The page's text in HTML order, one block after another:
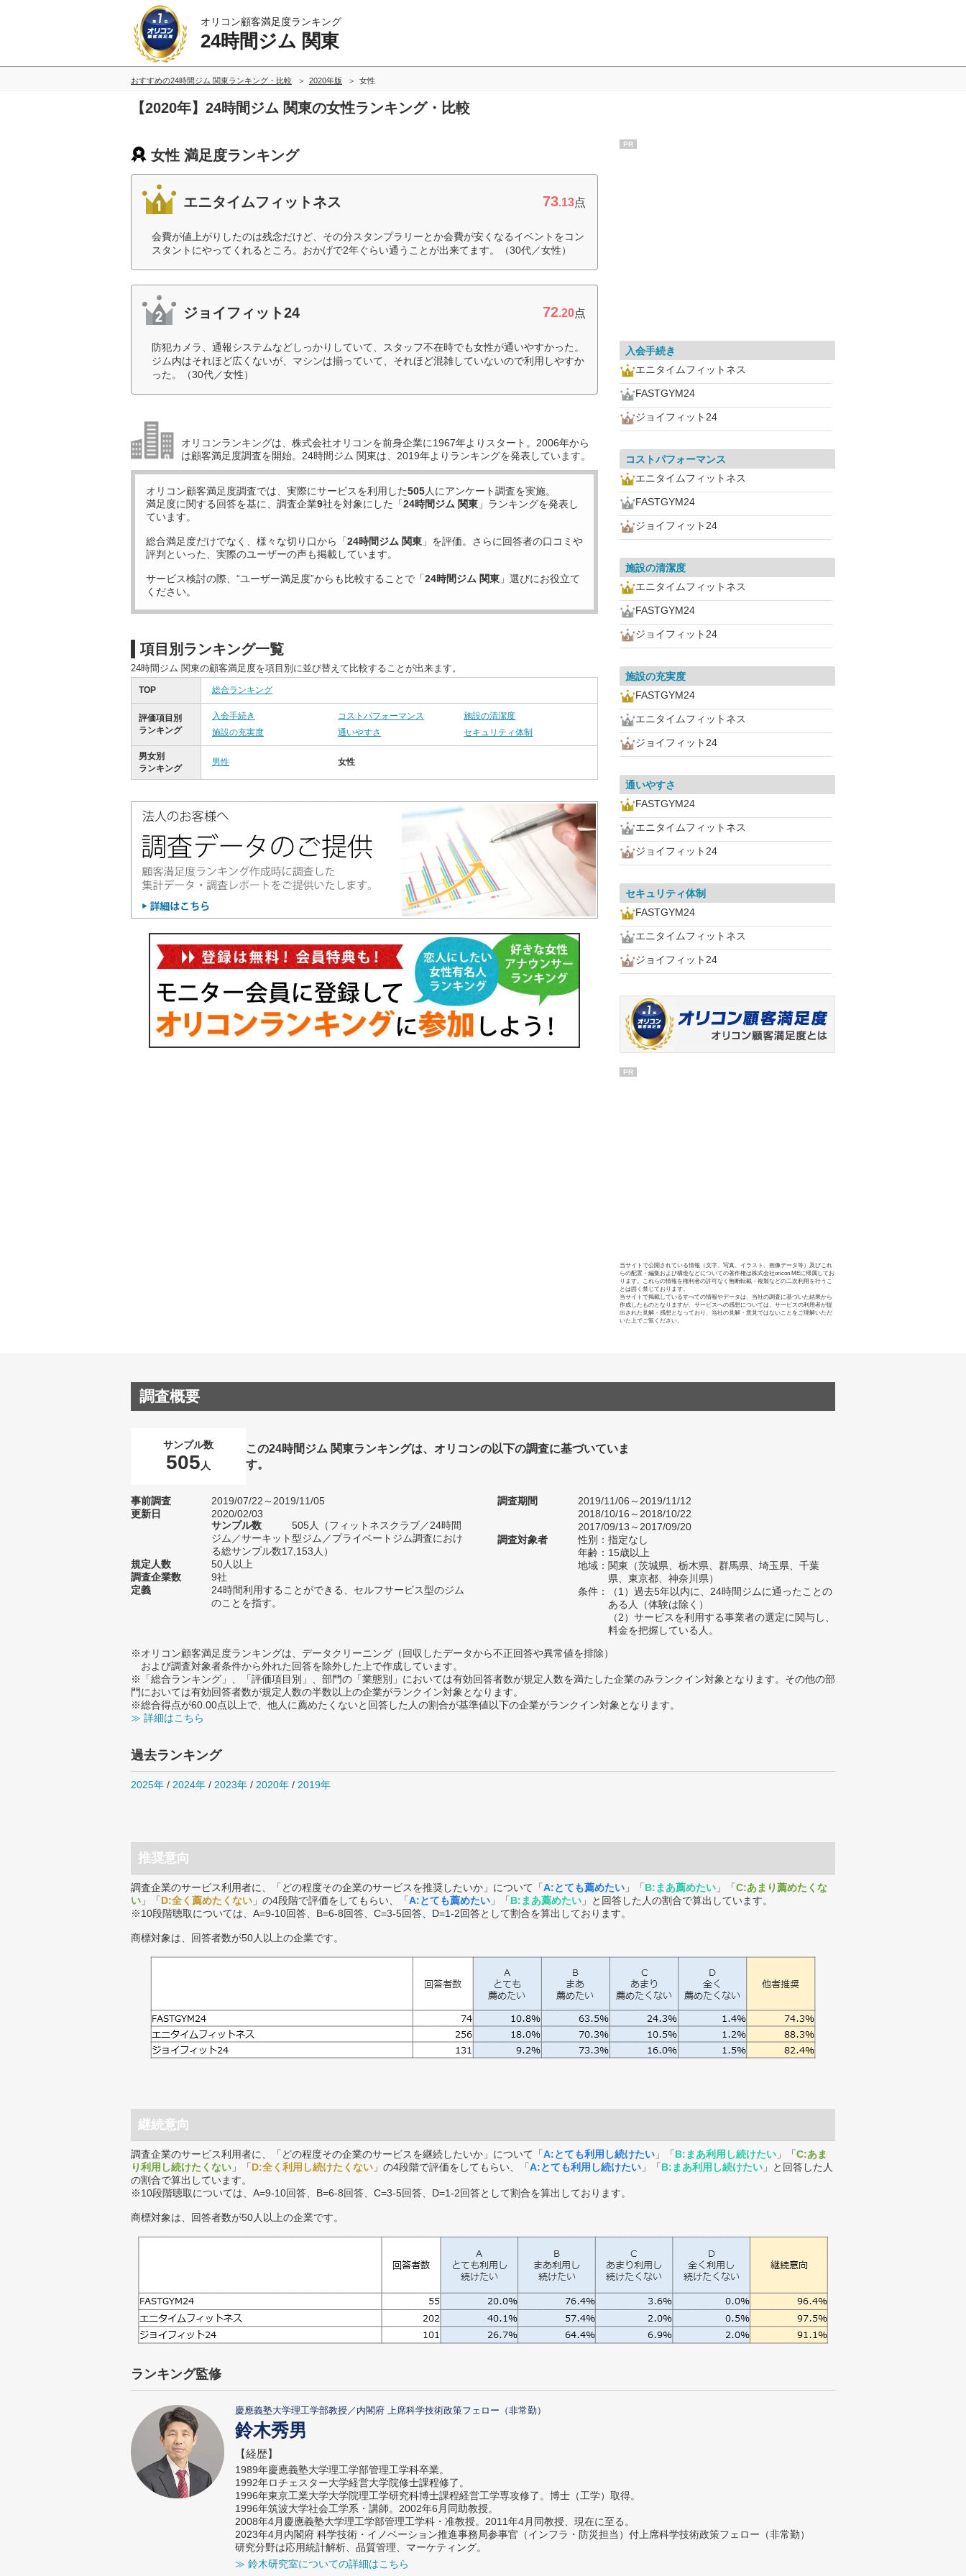
オリコン顧客満足度ランキング
24時間ジム 関東
おすすめの24時間ジム 関東ランキング・比較 2020年版 女性
【2020年】24時間ジム 関東の女性ランキング・比較
女性 満足度ランキング
エニタイムフィットネス 73.13点
会費が値上がりしたのは残念だけど、その分スタンプラリーとか会費が安くなるイベントをコン
スタントにやってくれるところ。おかげで2年ぐらい通うことが出来てます。（30代／女性）
ジョイフィット24 72.20点
防犯カメラ、通報システムなどしっかりしていて、スタッフ不在時でも女性が通いやすかった。
ジム内はそれほど広くないが、マシンは揃っていて、それほど混雑していないので利用しやすか
った。（30代／女性）
オリコンランキングは、株式会社オリコンを前身企業に1967年よりスタート。2006年から
は顧客満足度調査を開始。24時間ジム 関東は、2019年よりランキングを発表しています。
オリコン顧客満足度調査では、実際にサービスを利用した505人にアンケート調査を実施。
満足度に関する回答を基に、調査企業9社を対象にした「24時間ジム 関東 」ランキングを発表し
ています。
総合満足度だけでなく、様々な切り口から「24時間ジム 関東 」を評価。さらに回答者の口コミや
評判といった、実際のユーザーの声も掲載しています。
サービス検討の際、“ユーザー満足度”からも比較することで「24時間ジム 関東 」選びにお役立て
ください。
項目別ランキング一覧
24時間ジム 関東の顧客満足度を項目別に並び替えて比較することが出来ます。
TOP 総合ランキング
評価項目別
ランキング
入会手続き コストパフォーマンス
施設の清潔度
施設の充実度
通いやすさ セキュリティ体制
男女別
ランキング
男性 女性
PR
入会手続き
エニタイムフィットネス
FASTGYM24
ジョイフィット24
コストパフォーマンス
エニタイムフィットネス
FASTGYM24
ジョイフィット24
施設の清潔度
エニタイムフィットネス
FASTGYM24
ジョイフィット24
施設の充実度
FASTGYM24
エニタイムフィットネス
ジョイフィット24
通いやすさ
FASTGYM24
エニタイムフィットネス
ジョイフィット24
セキュリティ体制
FASTGYM24
エニタイムフィットネス
ジョイフィット24
PR
当サイトで公開されている情報（文字、写真、イラスト、画像データ等）及びこれ
らの配置・編集および構造などについての著作権は株式会社oricon MEに帰属してお
ります。これらの情報を権利者の許可なく無断転載・複製などの二次利用を行うこ
とは固く禁じております。
当サイトで掲載しているすべての情報やデータは、当社の調査に基づいた結果から
作成したものとなりますが、サービスへの感想については、サービスの利用者が提
出された見解・感想となっており、当社の見解・意見ではないことをご理解いただ
いた上でご覧ください。
調査概要
サンプル数
505 人
この24時間ジム 関東ランキングは、オリコンの以下の調査に基づいていま
す。
事前調査
2019/07/22～2019/11/05
更新日
2020/02/03
サンプル数
505人（フィットネスクラブ／24時間
ジム／サーキット型ジム／プライベートジム調査におけ
る総サンプル数17,153人）
規定人数
50人以上
調査企業数
9社
定義
24時間利用することができる、セルフサービス型のジム
のことを指す。
調査期間
2019/11/06～2019/11/12
2018/10/16～2018/10/22
2017/09/13～2017/09/20
調査対象者
性別：指定なし
年齢：15歳以上
地域：関東（茨城県、栃木県、群馬県、埼玉県、千葉
県、東京都、神奈川県）
条件：（1）過去5年以内に、24時間ジムに通ったことの
ある人（体験は除く）
（2）サービスを利用する事業者の選定に関与し、
料金を把握している人。
※オリコン顧客満足度ランキングは、データクリーニング（回収したデータから不正回答や異常値を排除）
および調査対象者条件から外れた回答を除外した上で作成しています。
※「総合ランキング」、「評価項目別」、部門の「業態別」においては有効回答者数が規定人数を満たした企業のみランクイン対象となります。その他の部
門においては有効回答者数が規定人数の半数以上の企業がランクイン対象となります。
※総合得点が60.00点以上で、他人に薦めたくないと回答した人の割合が基準値以下の企業がランクイン対象となります。
≫ 詳細はこちら
過去ランキング
2025年 / 2024年 / 2023年 / 2020年 / 2019年
推奨意向
調査企業のサービス利用者に、「どの程度その企業のサービスを推奨したいか」について「A:とても薦めたい 」「B:まあ薦めたい 」「C:あまり薦めたくな
い 」「D:全く薦めたくない 」の4段階で評価をしてもらい、「A:とても薦めたい 」「B:まあ薦めたい 」と回答した人の割合で算出しています。
※10段階聴取については、A=9-10回答、B=6-8回答、C=3-5回答、D=1-2回答として割合を算出しております。
商標対象は、回答者数が50人以上の企業です。
継続意向
調査企業のサービス利用者に、「どの程度その企業のサービスを継続したいか」について「A:とても利用し続けたい 」「B:まあ利用し続けたい 」「C:あま
り利用し続けたくない 」「D:全く利用し続けたくない 」の4段階で評価をしてもらい、「A:とても利用し続けたい 」「B:まあ利用し続けたい 」と回答した人
の割合で算出しています。
※10段階聴取については、A=9-10回答、B=6-8回答、C=3-5回答、D=1-2回答として割合を算出しております。
商標対象は、回答者数が50人以上の企業です。
ランキング監修
慶應義塾大学理工学部教授／内閣府 上席科学技術政策フェロー（非常勤）
鈴木秀男
【経歴】
1989年慶應義塾大学理工学部管理工学科卒業。
1992年ロチェスター大学経営大学院修士課程修了。
1996年東京工業大学大学院理工学研究科博士課程経営工学専攻修了。博士（工学）取得。
1996年筑波大学社会工学系・講師。2002年6月同助教授。
2008年4月慶應義塾大学理工学部管理工学科・准教授。2011年4月同教授、現在に至る。
2023年4月内閣府 科学技術・イノベーション推進事務局参事官（インフラ・防災担当）付上席科学技術政策フェロー（非常勤）
研究分野は応用統計解析、品質管理、マーケティング。
≫ 鈴木研究室についての詳細はこちら